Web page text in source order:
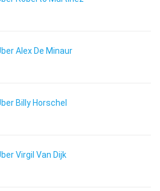
Alex De Minaur
Billy Horschel
Virgil Van Dijk